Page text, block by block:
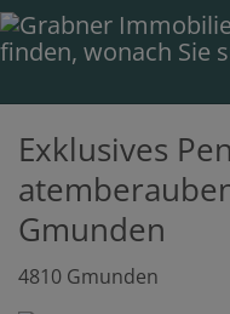
Exklusives
Gmunden
4810 Gmunden